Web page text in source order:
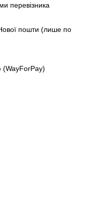
перевізника
Нової пошти (лише по
(WayForPay)